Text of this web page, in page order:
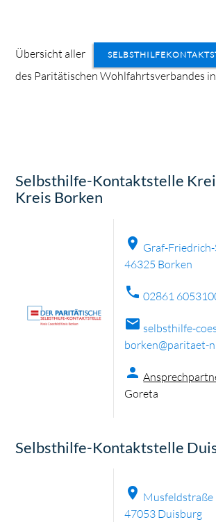
Übersicht aller
des Paritätischen Wohlfahrtsverbandes in
Selbsthilfe-Kontaktstelle
Kreis Borken
location_on Graf-Friedrich-
46325 Borken
phone 02861
mail selbsthilfe-
borken@paritaet-
person
Goreta
Selbsthilfe-Kontaktstelle
location_on Musfeldstraße
47053 Duisburg